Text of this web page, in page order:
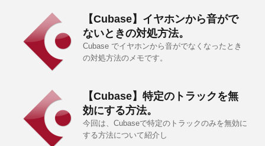
【Cubase】イヤホンから音がで
ないときの対処方法。
Cubase でイヤホンから音がでなくなったとき
の対処方法のメモです。
【Cubase】特定のトラックを無
効にする方法。
今回は、Cubaseで特定のトラックのみを無効に
する方法について紹介し